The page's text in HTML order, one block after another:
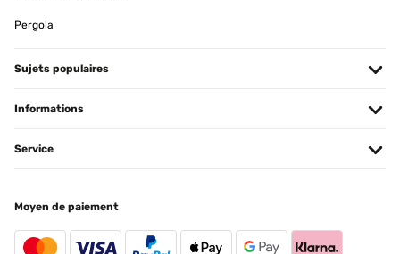
Pergola
Sujets populaires
Informations
Service
Moyen de paiement